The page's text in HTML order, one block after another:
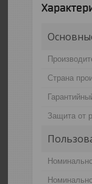
Страна
Защита от